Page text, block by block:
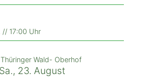
// 17:00 Uhr
Wald- Oberhof
23. August